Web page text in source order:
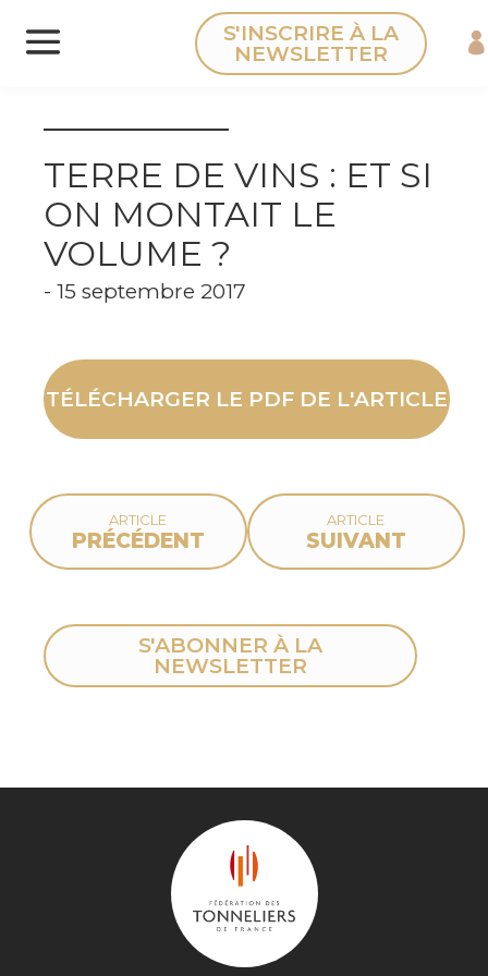
Panneau de gestion des cookies
S'INSCRIRE À LA
NEWSLETTER
TERRE DE VINS : ET SI
ON MONTAIT LE
VOLUME ?
- 15 septembre 2017
TÉLÉCHARGER LE PDF DE L'ARTICLE
ARTICLE
PRÉCÉDENT
ARTICLE
SUIVANT
S'ABONNER À LA
NEWSLETTER